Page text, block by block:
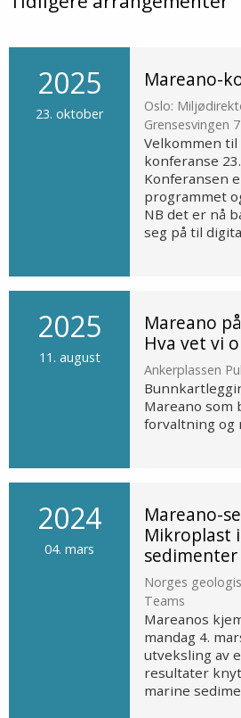
2025
23. oktober
Mareano-
Oslo:
Grensesvingen 7
Velkommen til
konferanse
Konferansen
programmet
NB det er nå
seg på til
2025
11. august
Mareano
Hva vet vi
Ankerplassen
Mareano som
forvaltning og
2024
04. mars
Mareano-
Mikroplast
sedimenter
Norges
Teams
Mareanos
mandag 4.
utveksling av
resultater
marine